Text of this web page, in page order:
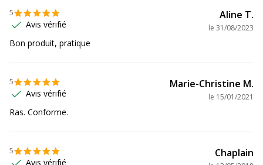
5
Avis vérifié
Aline T.
le 31/08/2023
Bon produit, pratique
5
Avis vérifié
Marie-Christine M.
le 15/01/2021
Ras. Conforme.
5
Avis vérifié
Chaplain